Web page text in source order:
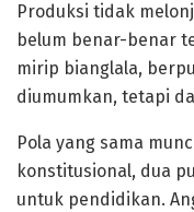
Produksi tidak
belum benar-benar
mirip bianglala,
diumumkan, tetapi
Pola yang sama
konstitusional, dua
untuk pendidikan.